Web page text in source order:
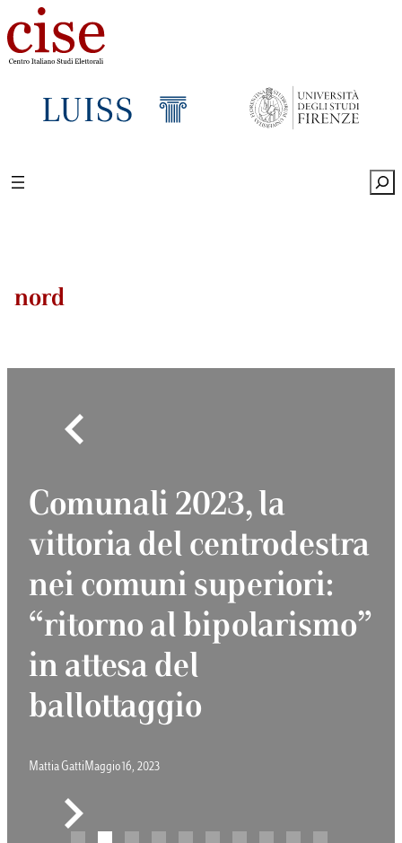
nord
Comunali 2023, la
vittoria del centrodestra
nei comuni superiori:
“ritorno al bipolarismo”
in attesa del
ballottaggio
Mattia Gatti Maggio 16, 2023